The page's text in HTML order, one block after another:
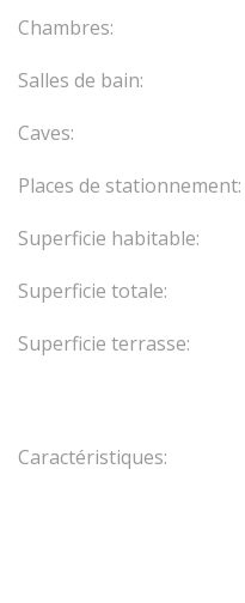
Chambres:
Salles de bain:
Caves:
Places de stationnement:
Superficie habitable:
Superficie totale:
Superficie terrasse:
Caractéristiques: